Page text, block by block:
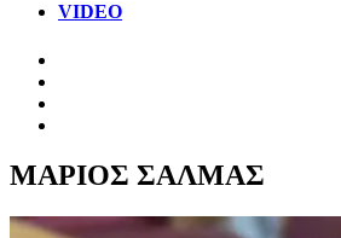
VIDEO
ΜΑΡΙΟΣ ΣΑΛΜΑΣ